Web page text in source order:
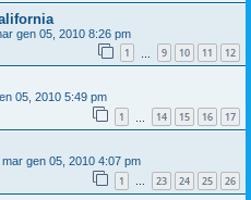
gen 05, 2010 8:26 pm
1 9 10 11 12
05, 2010 5:49 pm
1 14 15 16 17
mar gen 05, 2010 4:07 pm
1 … 23 24 25 26